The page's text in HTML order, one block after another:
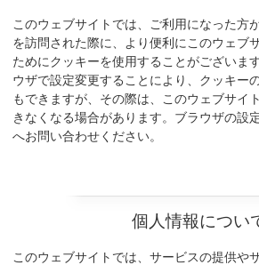
このウェブサイトでは、ご利用になった方
を訪問された際に、より便利にこのウェブ
ためにクッキーを使用することがございま
ウザで設定変更することにより、クッキー
もできますが、その際は、このウェブサイ
きなくなる場合があります。ブラウザの設
へお問い合わせください。
個人情報につい
このウェブサイトでは、サービスの提供や